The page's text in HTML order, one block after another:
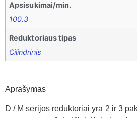
Apsisukimai/min.
100.3
Reduktoriaus tipas
Cilindrinis
Aprašymas
D / M serijos reduktoriai yra 2 ir 3